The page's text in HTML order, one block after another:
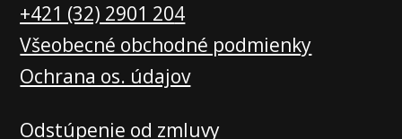
+421 (32) 2901 204
Všeobecné obchodné podmienky
Ochrana os. údajov
Odstúpenie od zmluvy